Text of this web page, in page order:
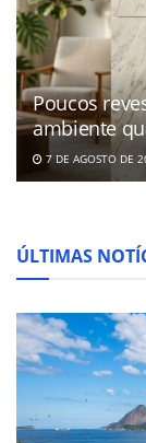
Poucos
ambiente
7 DE AGOSTO DE
ÚLTIMAS